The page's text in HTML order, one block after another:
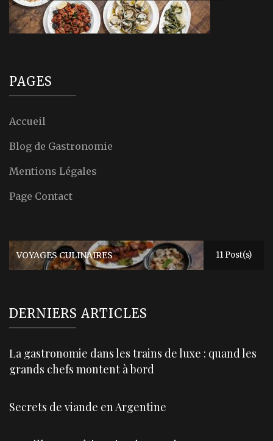
PAGES
Accueil
Blog de Gastronomie
Mentions Légales
Page Contact
VOYAGES CULINAIRES 11 Post(s)
DERNIERS ARTICLES
La gastronomie dans les trains de luxe : quand les
grands chefs montent à bord
Secrets de viande en Argentine